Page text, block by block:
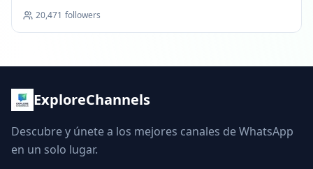
20,471 followers
ExploreChannels
Descubre y únete a los mejores canales de WhatsApp
en un solo lugar.